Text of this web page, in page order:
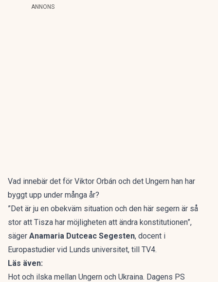
ANNONS
Vad innebär det för Viktor Orbán och det Ungern han har
byggt upp under många år?
”Det är ju en obekväm situation och den här segern är så
stor att Tisza har möjligheten att ändra konstitutionen”,
säger Anamaria Dutceac Segesten, docent i
Europastudier vid Lunds universitet, till TV4.
Läs även:
Hot och ilska mellan Ungern och Ukraina. Dagens PS